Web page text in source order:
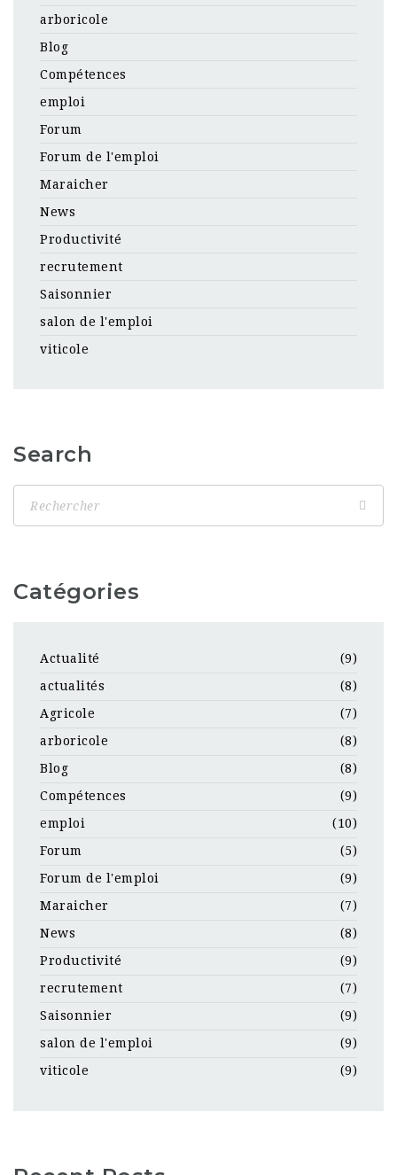
arboricole
Blog
Compétences
emploi
Forum
Forum de l'emploi
Maraicher
News
Productivité
recrutement
Saisonnier
salon de l'emploi
viticole
Search
Catégories
Actualité
(9)
actualités
(8)
Agricole
(7)
arboricole
(8)
Blog
(8)
Compétences
(9)
emploi
(10)
Forum
(5)
Forum de l'emploi
(9)
Maraicher
(7)
News
(8)
Productivité
(9)
recrutement
(7)
Saisonnier
(9)
salon de l'emploi
(9)
viticole
(9)